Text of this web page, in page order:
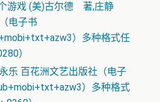
游戏 (美)古尔德 著,庄静
电子书
）多种格式任
）
乐 百花洲文艺出版社（电子
）多种格式